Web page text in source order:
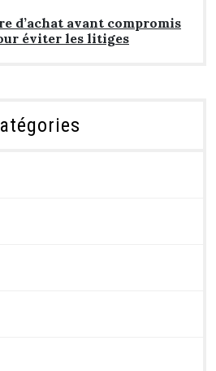
d’achat avant compromis
éviter les litiges